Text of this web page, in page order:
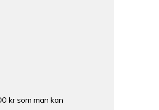
kr som man kan